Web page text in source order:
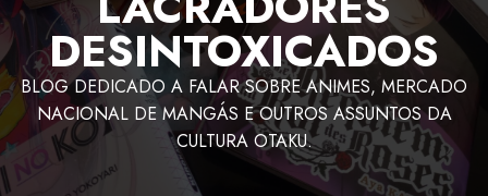
DESINTOXICADOS
BLOG DEDICADO A FALAR SOBRE ANIMES, MERCADO
NACIONAL DE MANGÁS E OUTROS ASSUNTOS DA
CULTURA OTAKU.